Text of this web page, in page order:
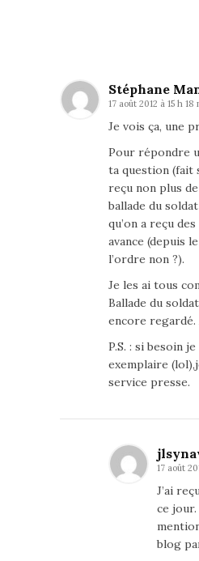
Stéphane
17 août 2012 à 15 h 18
Je vois ça, une
Pour répondre
ta question (fait
reçu non plus
ballade du
qu’on a reçu
avance (depuis
l’ordre non ?).
Je les ai tous
Ballade du
encore regardé.
P.S. : si besoin
exemplaire
service presse.
17 août
J’ai
ce
blog